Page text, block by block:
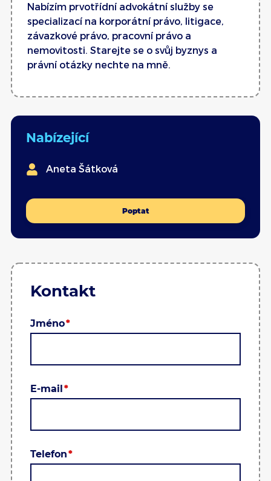
Nabízím prvotřídní advokátní služby se
specializací na korporátní právo, litigace,
závazkové právo, pracovní právo a
nemovitosti. Starejte se o svůj byznys a
právní otázky nechte na mně.
Nabízející
Aneta Šátková
Poptat
Kontakt
Jméno
E-mail
Telefon